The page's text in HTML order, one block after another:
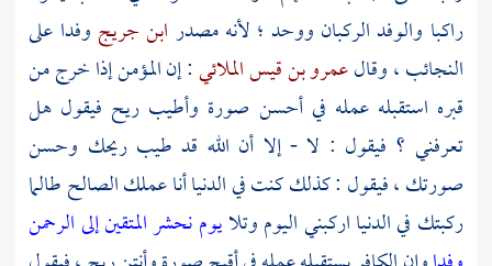
راكبا والوفد الركبان ووحد ؛ لأنه مصدر ابن جريج وفدا على
النجائب ، وقالعمرو بن قيس الملائي: إن المؤمن إذا خرج من
قبره استقبله عمله في أحسن صورة وأطيب ريح فيقول هل
تعرفني ؟ فيقول : لا - إلا أن الله قد طيب ريحك وحسن
صورتك ، فيقول : كذلك كنت في الدنيا أنا عملك الصالح طالما
ركبتك في الدنيا اركبني اليوم وتلايوم نحشر المتقين إلى الرحمن